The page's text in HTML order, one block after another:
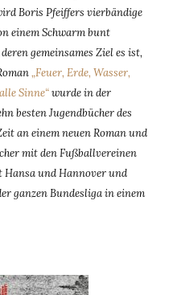
Boris Pfeiffers vierbändige
einem Schwarm bunt
gemeinsames Ziel es ist,
„Feuer, Erde, Wasser,
Sinne“wurde in der
besten Jugendbücher des
an einem neuen Roman und
mit den Fußballvereinen
Hansa und Hannover und
ganzen Bundesliga in einem